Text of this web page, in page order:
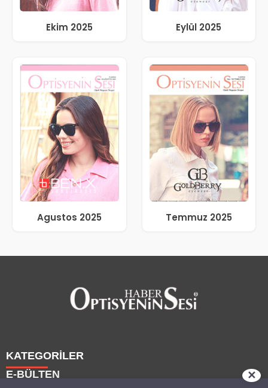
Ekim 2025 Eylül 2025
Agustos 2025 Temmuz 2025
KATEGORİLER
E-BÜLTEN ✕